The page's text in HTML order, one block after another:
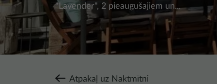
"Lavender", 2 pieaugušajiem un...
Atpakaļ uz Naktmītni